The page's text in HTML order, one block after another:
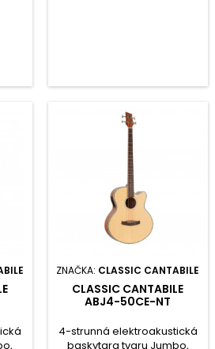
ZNAČKA: CLASSIC CANTABILE
CLASSIC CANTABILE
ABJ4-50CE-NT
4-strunná elektroakustická
baskytara tvaru Jumbo,